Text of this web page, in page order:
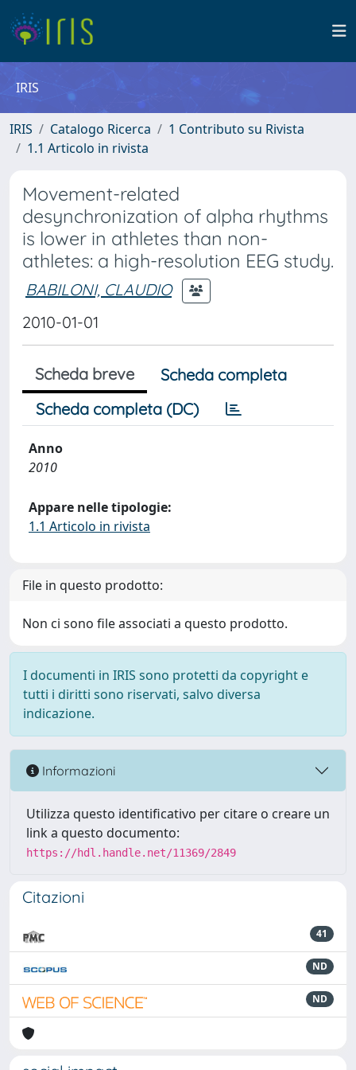
IRIS
IRIS Catalogo Ricerca
1 Contributo su Rivista
1.1 Articolo in rivista
Movement-related
desynchronization of alpha rhythms
is lower in athletes than non-
athletes: a high-resolution EEG study.
BABILONI, CLAUDIO
2010-01-01
Scheda breve
Scheda completa
Scheda completa (DC)
Anno
2010
Appare nelle tipologie:
1.1 Articolo in rivista
File in questo prodotto:
Non ci sono file associati a questo prodotto.
I documenti in IRIS sono protetti da copyright e
tutti i diritti sono riservati, salvo diversa
indicazione.
Informazioni
Utilizza questo identificativo per citare o creare un
link a questo documento:
https://hdl.handle.net/11369/2849
Citazioni
41
ND
ND